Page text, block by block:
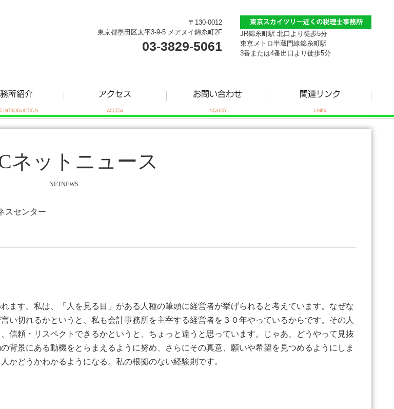
〒130-0012
東京都墨田区太平3-9-5 メアヌイ錦糸町2F
03-3829-5061
JR錦糸町駅 北口より徒歩5分
東京メトロ半蔵門線錦糸町駅
3番または4番出口より徒歩5分
ネットニュース
NETNEWS
スセンター
す。私は、「人を見る目」がある人種の筆頭に経営者が挙げられると考えています。なぜな
い切れるかというと、私も会計事務所を主宰する経営者を３０年やっているからです。その人
信頼・リスペクトできるかというと、ちょっと違うと思っています。じゃあ、どうやって見抜
背景にある動機をとらまえるように努め、さらにその真意、願いや希望を見つめるようにしま
かどうかわかるようになる。私の根拠のない経験則です。